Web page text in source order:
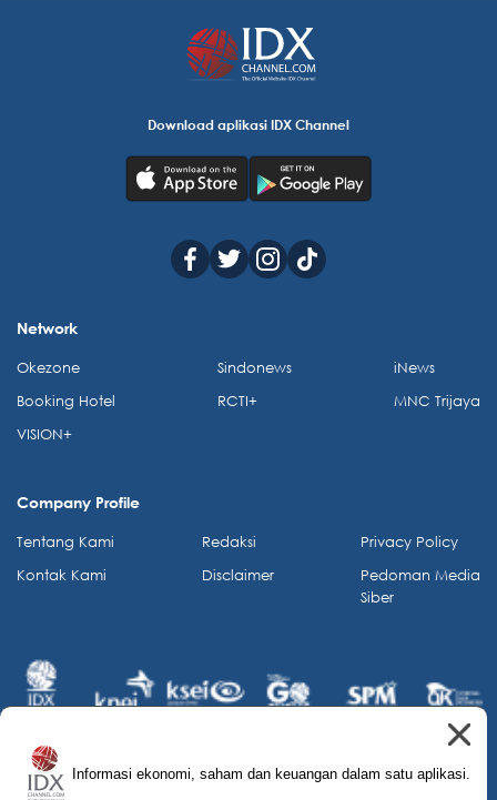
Informasi ekonomi, saham dan keuangan dalam satu aplikasi.
Download aplikasi IDX Channel
Network
Okezone
Booking Hotel
VISION+
Sindonews
RCTI+
iNews
MNC Trijaya
Company Profile
Tentang Kami
Kontak Kami
Redaksi
Disclaimer
Privacy Policy
Pedoman Media
Siber
© 2026 IDX Channel. All Rights Reserved.